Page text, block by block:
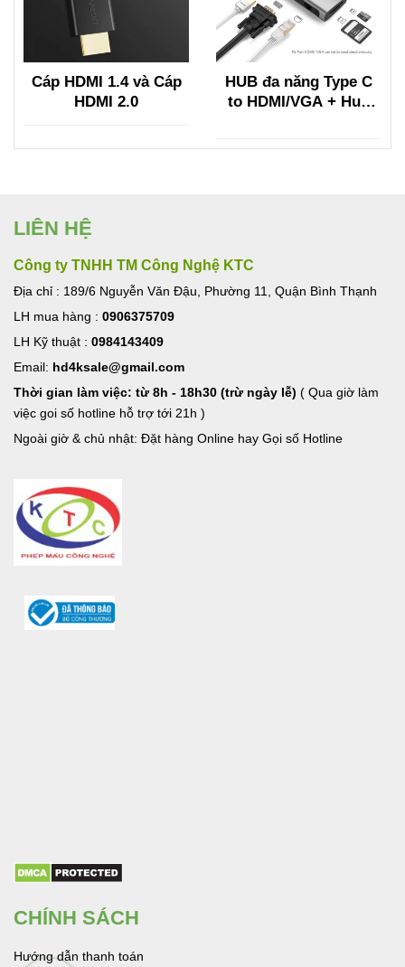
Cáp HDMI 1.4 và Cáp
HDMI 2.0
HUB đa năng Type C
to HDMI/VGA + Hub
LIÊN HỆ
Công ty TNHH TM Công Nghệ KTC
Địa chỉ : 189/6 Nguyễn Văn Đậu, Phường 11, Quận Bình Thạnh
LH mua hàng : 0906375709
LH Kỹ thuật : 0984143409
Email: hd4ksale@gmail.com
Thời gian làm việc: từ 8h - 18h30 (trừ ngày lễ) ( Qua giờ làm
việc goi số hotline hỗ trợ tới 21h )
Ngoài giờ & chủ nhật: Đặt hàng Online hay Gọi số Hotline
CHÍNH SÁCH
Hướng dẫn thanh toán